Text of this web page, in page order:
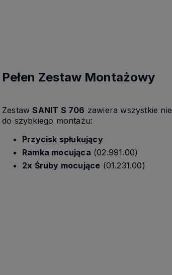
Pełen Zestaw Montażowy
ZestawSANIT S 706 zawiera wszystkie
do szybkiego montażu:
Przycisk spłukujący
Ramka mocująca (02.991.00)
2x Śruby mocujące (01.231.00)